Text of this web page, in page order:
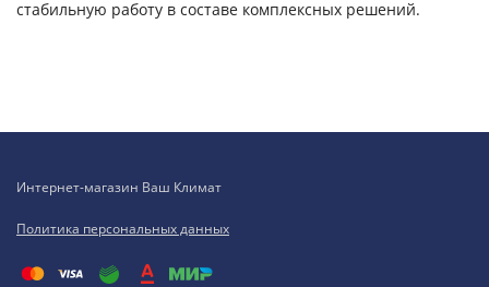
стабильную работу в составе комплексных решений.
Интернет-магазин Ваш Климат
Политика персональных данных